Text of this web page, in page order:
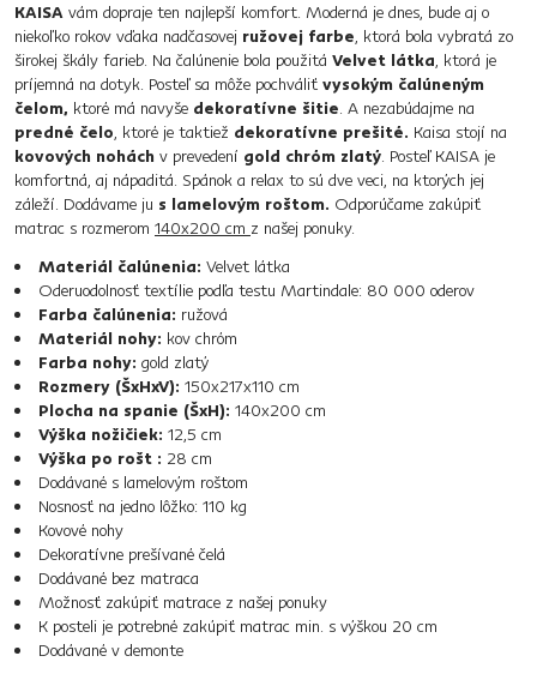
KAISA vám dopraje ten najlepší komfort. Moderná je dnes, bude aj o
niekoľko rokov vďaka nadčasovej ružovej farbe, ktorá bola vybratá zo
širokej škály farieb. Na čalúnenie bola použitá Velvet látka, ktorá je
príjemná na dotyk. Posteľ sa môže pochváliť vysokým čalúneným
čelom, ktoré má navyše dekoratívne šitie. A nezabúdajme na
predné čelo, ktoré je taktiež dekoratívne prešité. Kaisa stojí na
kovových nohách v prevedení gold chróm zlatý. Posteľ KAISA je
komfortná, aj nápaditá. Spánok a relax to sú dve veci, na ktorých jej
záleží. Dodávame ju s lamelovým roštom. Odporúčame zakúpiť
matrac s rozmerom 140x200 cm z našej ponuky.
Materiál čalúnenia: Velvet látka
Oderuodolnosť textílie podľa testu Martindale: 80 000 oderov
Farba čalúnenia: ružová
Materiál nohy: kov chróm
Farba nohy: gold zlatý
Rozmery (ŠxHxV): 150x217x110 cm
Plocha na spanie (ŠxH): 140x200 cm
Výška nožičiek: 12,5 cm
Výška po rošt : 28 cm
Dodávané s lamelovým roštom
Nosnosť na jedno lôžko: 110 kg
Kovové nohy
Dekoratívne prešívané čelá
Dodávané bez matraca
Možnosť zakúpiť matrace z našej ponuky
K posteli je potrebné zakúpiť matrac min. s výškou 20 cm
Dodávané v demonte